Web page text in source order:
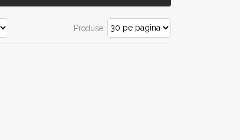
Produse: